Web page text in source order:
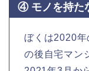
④ モノを持た
ぼくは2020年
の後自宅マン